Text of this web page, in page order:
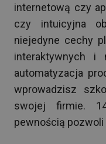
internetową czy
czy intuicyjna
niejedyne cechy
interaktywnych i
automatyzacja
wprowadzisz
swojej firmie.
pewnością pozwoli